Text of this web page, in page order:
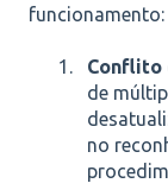
funcionamento:
Conflito
de
no